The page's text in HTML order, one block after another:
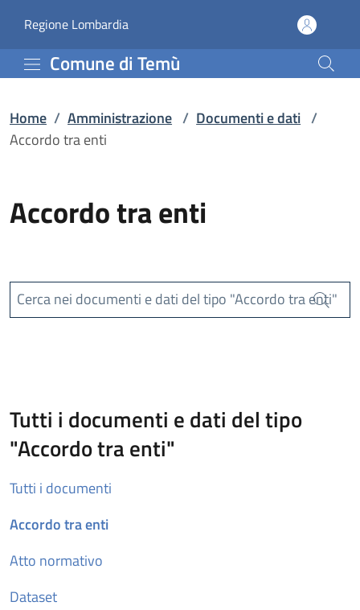
Accordo tra enti |
Regione Lombardia(apre in un'altra scheda).
Comune di Temù
Home / Amministrazione / Documenti e dati /
Accordo tra enti
Accordo tra enti
Cerca nei documenti e dati del tipo "Accordo tra enti"
Cerca
Tutti i documenti e dati del tipo
"Accordo tra enti"
Tutti i documenti
Accordo tra enti
Atto normativo
Dataset